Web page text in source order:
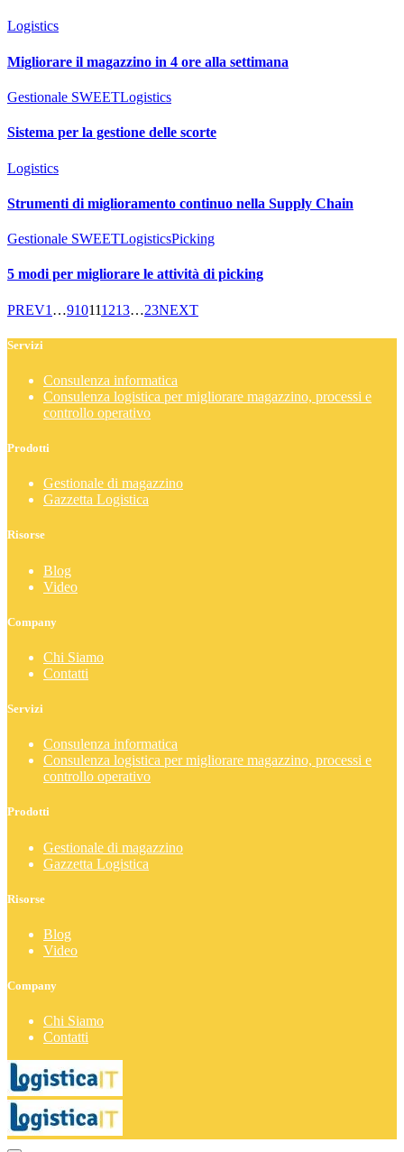
Logistics
Migliorare il magazzino in 4 ore alla settimana
Gestionale SWEETLogistics
Sistema per la gestione delle scorte
Logistics
Strumenti di miglioramento continuo nella Supply Chain
Gestionale SWEETLogisticsPicking
5 modi per migliorare le attività di picking
PREV1 …910111213…23NEXT
Servizi
Consulenza informatica
Consulenza logistica per migliorare magazzino, processi e
controllo operativo
Prodotti
Gestionale di magazzino
Gazzetta Logistica
Risorse
Blog
Video
Company
Chi Siamo
Contatti
Servizi
Consulenza informatica
Consulenza logistica per migliorare magazzino, processi e
controllo operativo
Prodotti
Gestionale di magazzino
Gazzetta Logistica
Risorse
Blog
Video
Company
Chi Siamo
Contatti